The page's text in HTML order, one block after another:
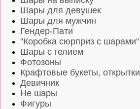
Шары для девушек
Шары для мужчин
Гендер-Пати
"Коробка сюрприз с шарами"
Шары с гелием
Фотозоны
Крафтовые букеты, открытки
Девичник
Не шары
Фигуры